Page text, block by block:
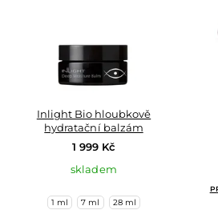
Inlight Bio hloubkově
hydratační balzám
1 999 Kč
skladem
1 ml 7 ml 28 ml